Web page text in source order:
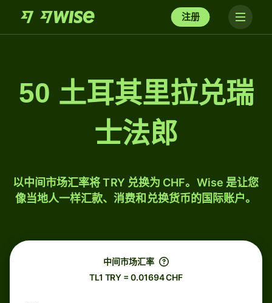
注册
50 土耳其里拉兑瑞
士法郎
以中间市场汇率将 TRY 兑换为 CHF。Wise 是让您
像当地人一样汇款、消费和兑换货币的国际账户。
中间市场汇率
TL1 TRY = 0.01694 CHF